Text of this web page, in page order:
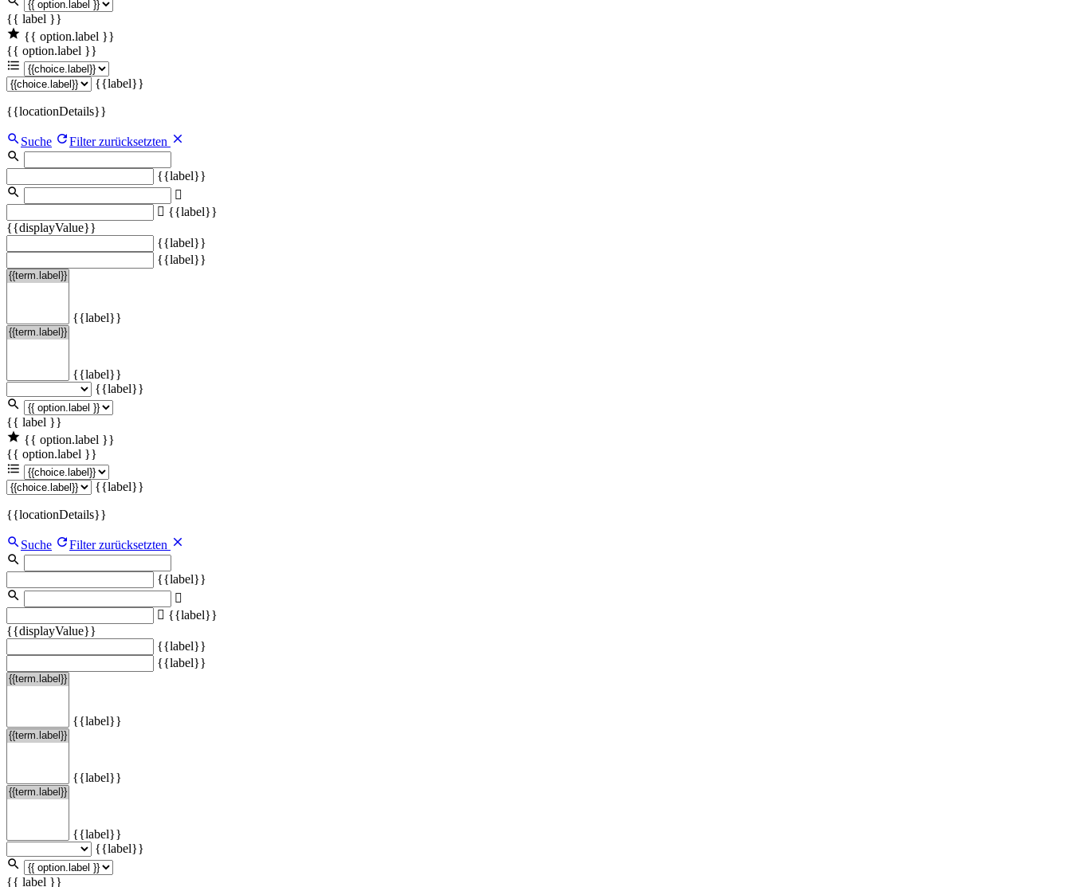
{{ label }}
{{ option.label }}
{{ option.label }}
{{label}}
{{locationDetails}}
Suche Filter zurücksetzten
{{label}}
{{label}}
{{displayValue}}
{{label}}
{{label}}
{{label}}
{{label}}
{{label}}
{{ label }}
{{ option.label }}
{{ option.label }}
{{label}}
{{locationDetails}}
Suche Filter zurücksetzten
{{label}}
{{label}}
{{displayValue}}
{{label}}
{{label}}
{{label}}
{{label}}
{{label}}
{{label}}
{{ label }}